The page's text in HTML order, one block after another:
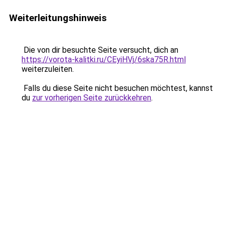
Weiterleitungshinweis
Die von dir besuchte Seite versucht, dich an
https://vorota-kalitki.ru/CEyiHVj/6ska75R.html
weiterzuleiten.
Falls du diese Seite nicht besuchen möchtest, kannst
du zur vorherigen Seite zurückkehren.